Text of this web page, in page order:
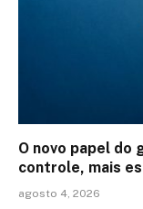
O novo papel do
controle, mais
agosto 4, 2026